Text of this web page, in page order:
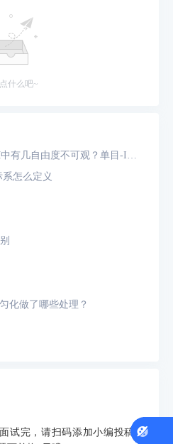
什么吧~
有几自由度不可观？单目-IMU
怎么定义
化做了哪些处理？
型是什么？
试完，请扫码添加小编投稿面